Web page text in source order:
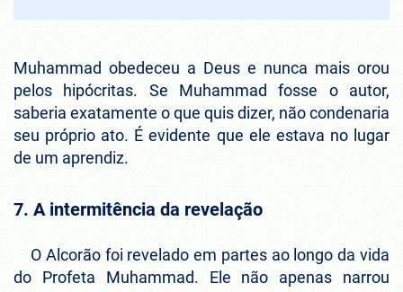
Muhammad obedeceu a Deus e nunca mais orou
pelos hipócritas. Se Muhammad fosse o autor,
saberia exatamente o que quis dizer, não condenaria
seu próprio ato. É evidente que ele estava no lugar
de um aprendiz.
7. A intermitência da revelação
O Alcorão foi revelado em partes ao longo da vida
do Profeta Muhammad. Ele não apenas narrou